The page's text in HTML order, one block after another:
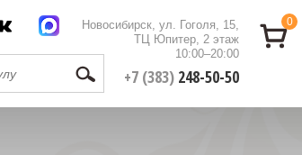
Новосибирск, ул. Гоголя, 15,
ТЦ Юпитер, 2 этаж
10:00–20:00
+7 (383) 248-50-50
0